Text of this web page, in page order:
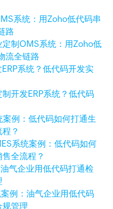
定制OMS系统：用Zoho低
流全链路
开发ERP系统？低代码
系统案例：低代码如何
全流程？
例：油气企业用低代码
规管理